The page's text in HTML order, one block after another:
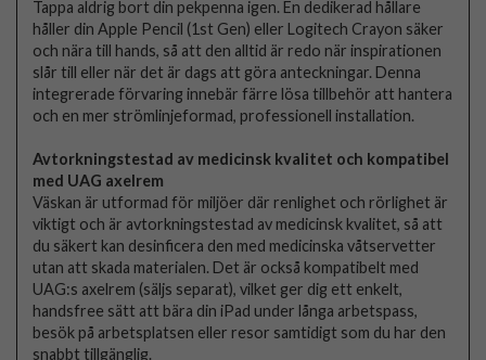
Tappa aldrig bort din pekpenna igen. En dedikerad hållare
håller din Apple Pencil (1st Gen) eller Logitech Crayon säker
och nära till hands, så att den alltid är redo när inspirationen
slår till eller när det är dags att göra anteckningar. Denna
integrerade förvaring innebär färre lösa tillbehör att hantera
och en mer strömlinjeformad, professionell installation.
Avtorkningstestad av medicinsk kvalitet och kompatibel
med UAG axelrem
Väskan är utformad för miljöer där renlighet och rörlighet är
viktigt och är avtorkningstestad av medicinsk kvalitet, så att
du säkert kan desinficera den med medicinska våtservetter
utan att skada materialen. Det är också kompatibelt med
UAG:s axelrem (säljs separat), vilket ger dig ett enkelt,
handsfree sätt att bära din iPad under långa arbetspass,
besök på arbetsplatsen eller resor samtidigt som du har den
snabbt tillgänglig.